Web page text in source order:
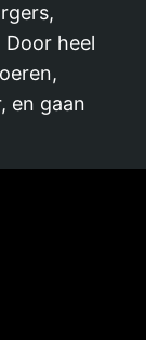
heel
en gaan